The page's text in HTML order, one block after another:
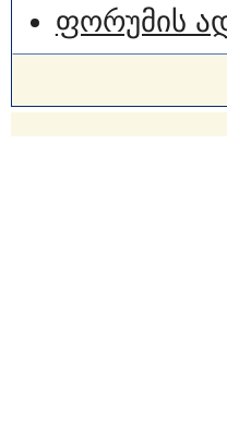
ფორუმის